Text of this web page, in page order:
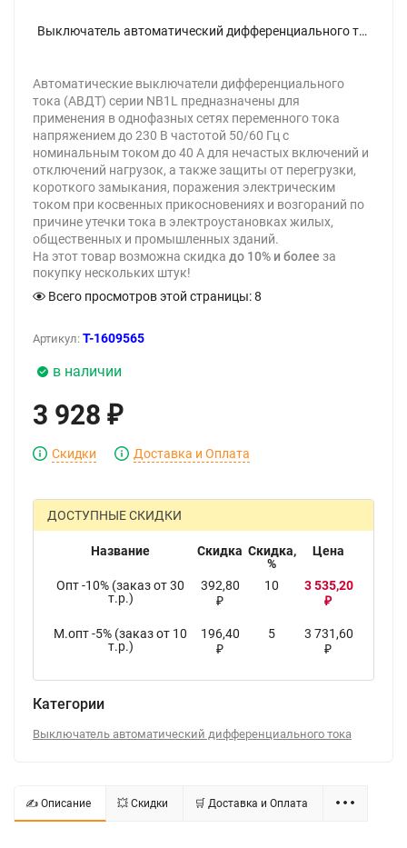
Выключатель автоматический дифференциального тока 1п+N C 10А 30мА тип A 6кА NB1L (36мм) (R) CHINT 203017 - фото
Автоматические выключатели дифференциального
тока (АВДТ) серии NB1L предназначены для
применения в однофазных сетях переменного тока
напряжением до 230 В частотой 50/60 Гц с
номинальным током до 40 А для нечастых включений и
отключений нагрузок, а также защиты от перегрузки,
короткого замыкания, поражения электрическим
током при косвенных прикосновениях и возгораний по
причине утечки тока в электроустановках жилых,
общественных и промышленных зданий.
На этот товар возможна скидка до 10% и более за
покупку нескольких штук!
Всего просмотров этой страницы:8
Артикул: T-1609565
в наличии
3 928 ₽
Скидки Доставка и Оплата
ДОСТУПНЫЕ СКИДКИ
Название Скидка Скидка,
%
Цена
Опт -10% (заказ от 30
т.р.)
392,80
₽
10 3 535,20
₽
М.опт -5% (заказ от 10
т.р.)
196,40
₽
5 3 731,60
₽
Категории
Выключатель автоматический дифференциального тока
✍ Описание 💥 Скидки 🛒 Доставка и Оплата